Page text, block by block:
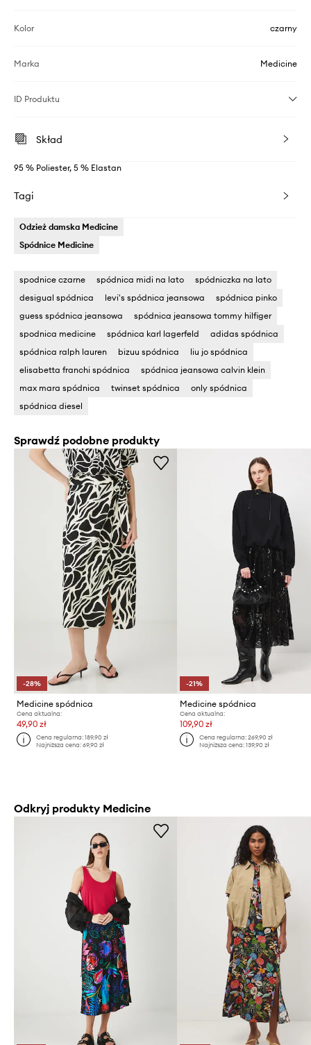
Kolor czarny
Marka Medicine
ID Produktu
Skład
95 % Poliester, 5 % Elastan
Tagi
Odzież damska Medicine
Spódnice Medicine
spodnice czarne spódnica midi na lato
spódniczka na lato
desigual spódnica
levi's spódnica jeansowa
spódnica pinko
guess spódnica jeansowa
spódnica jeansowa tommy hilfiger
spodnica medicine
spódnica karl lagerfeld
adidas spódnica
spódnica ralph lauren
bizuu spódnica
liu jo spódnica
elisabetta franchi spódnica
spódnica jeansowa calvin klein
max mara spódnica
twinset spódnica
only spódnica
spódnica diesel
Sprawdź podobne produkty
-28%
Medicine spódnica
Cena aktualna:
49,90 zł
Cena regularna:189,90 zł
Najniższa cena:69,90 zł
-21%
Medicine spódnica
Cena aktualna:
109,90 zł
Cena regularna: 269,90 zł
Najniższa cena: 139,90 zł
Odkryj produkty Medicine